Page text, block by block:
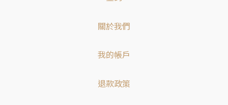
關於我們
我的帳戶
退款政策